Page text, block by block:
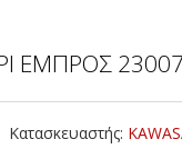
ΕΜΠΡΟΣ
Κατασκευαστής: